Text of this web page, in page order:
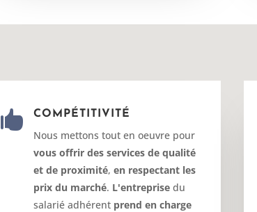
 COMPÉTITIVITÉ
Nous mettons tout en oeuvre pour
vous offrir des services de qualité
et de proximité, en respectant les
prix du marché. L'entreprisedu
salarié adhérent prend en charge